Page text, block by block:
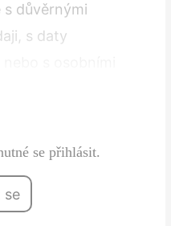
s důvěrnými
s daty
se přihlásit.
se